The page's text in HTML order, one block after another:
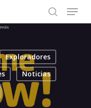
search
Menu
Exploradores
Noticias